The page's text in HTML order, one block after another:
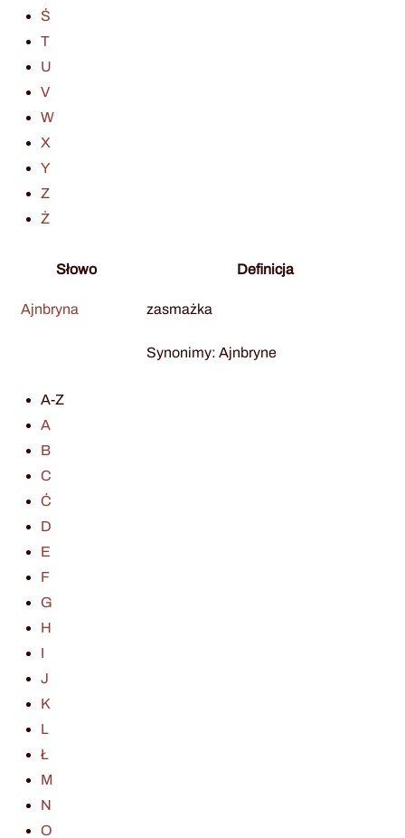
Ś
T
U
V
W
X
Y
Z
Ż
Słowo Definicja
Ajnbryna zasmażka
Synonimy: Ajnbryne
A-Z
A
B
C
Ć
D
E
F
G
H
I
J
K
L
Ł
M
N
O